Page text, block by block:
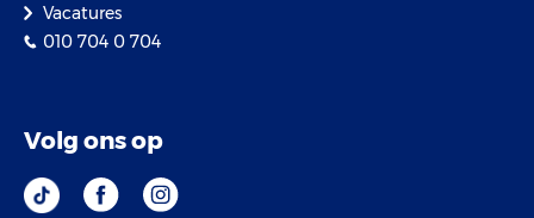
Vacatures
010 704 0 704
Volg ons op